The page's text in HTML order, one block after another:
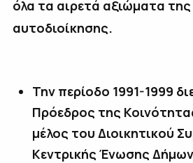
όλα τα αιρετά αξιώματα της
αυτοδιοίκησης.
Την περίοδο 1991-1999
Πρόεδρος της
μέλος του Διοικητικού
Κεντρικής Ένωσης